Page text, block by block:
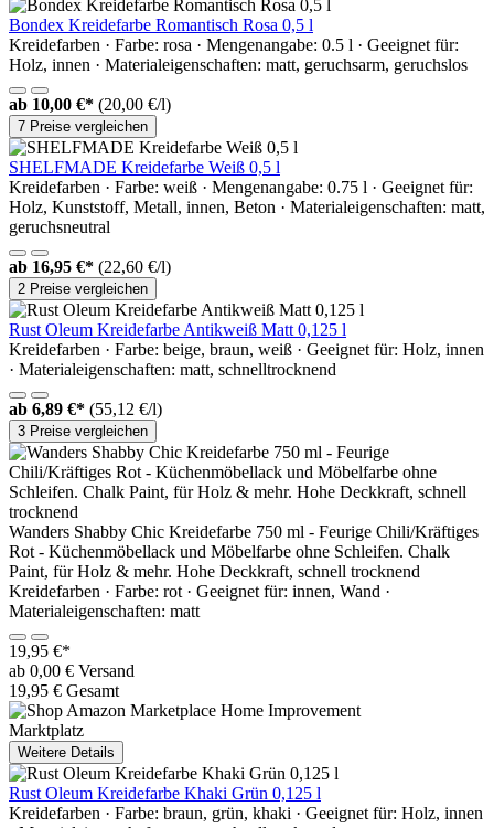
Bondex Kreidefarbe Romantisch Rosa 0,5 l
Kreidefarben · Farbe: rosa · Mengenangabe: 0.5 l · Geeignet für:
Holz, innen · Materialeigenschaften: matt, geruchsarm, geruchslos
ab 10,00 €* (20,00 €/l)
7 Preise vergleichen
SHELFMADE Kreidefarbe Weiß 0,5 l
Kreidefarben · Farbe: weiß · Mengenangabe: 0.75 l · Geeignet für:
Holz, Kunststoff, Metall, innen, Beton · Materialeigenschaften: matt,
geruchsneutral
ab 16,95 €* (22,60 €/l)
2 Preise vergleichen
Rust Oleum Kreidefarbe Antikweiß Matt 0,125 l
Kreidefarben · Farbe: beige, braun, weiß · Geeignet für: Holz, innen
· Materialeigenschaften: matt, schnelltrocknend
ab 6,89 €* (55,12 €/l)
3 Preise vergleichen
Wanders Shabby Chic Kreidefarbe 750 ml - Feurige Chili/Kräftiges
Rot - Küchenmöbellack und Möbelfarbe ohne Schleifen. Chalk
Paint, für Holz & mehr. Hohe Deckkraft, schnell trocknend
Kreidefarben · Farbe: rot · Geeignet für: innen, Wand ·
Materialeigenschaften: matt
19,95 €*
ab 0,00 € Versand
19,95 € Gesamt
Marktplatz
Weitere Details
Rust Oleum Kreidefarbe Khaki Grün 0,125 l
Kreidefarben · Farbe: braun, grün, khaki · Geeignet für: Holz, innen